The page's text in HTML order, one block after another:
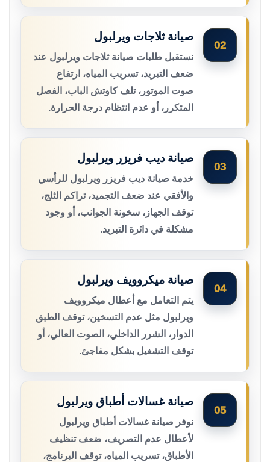
02
صيانة ثلاجات ويرلبول
نستقبل طلبات صيانة ثلاجات ويرلبول عند
ضعف التبريد، تسريب المياه، ارتفاع
صوت الموتور، تلف كاوتش الباب، الفصل
المتكرر، أو عدم انتظام درجة الحرارة.
03
صيانة ديب فريزر ويرلبول
خدمة صيانة ديب فريزر ويرلبول للرأسي
والأفقي عند ضعف التجميد، تراكم الثلج،
توقف الجهاز، سخونة الجوانب، أو وجود
مشكلة في دائرة التبريد.
04
صيانة ميكروويف ويرلبول
يتم التعامل مع أعطال ميكروويف
ويرلبول مثل عدم التسخين، توقف الطبق
الدوار، الشرر الداخلي، الصوت العالي، أو
توقف التشغيل بشكل مفاجئ.
05
صيانة غسالات أطباق ويرلبول
نوفر صيانة غسالات أطباق ويرلبول
لأعطال عدم التصريف، ضعف تنظيف
الأطباق، تسريب المياه، توقف البرنامج،